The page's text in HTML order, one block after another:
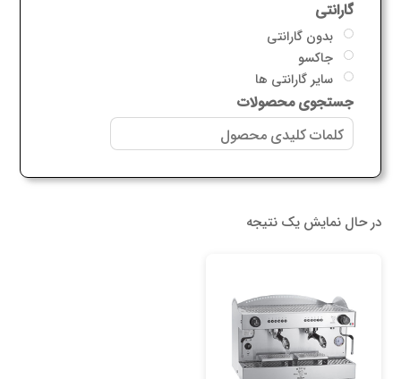
گارانتی
بدون گارانتی
جاکسو
سایر گارانتی ها
جستجوی محصولات
در حال نمایش یک نتیجه